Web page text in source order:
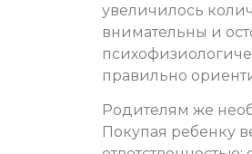
увеличилось
внимательны и
правильно
Родителям же
Покупая ребенку